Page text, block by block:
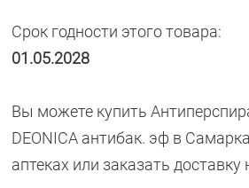
Срок годности этого товара:
01.05.2028
Вы можете купить
DEONICA антибак. эф в
аптеках или заказать доставку